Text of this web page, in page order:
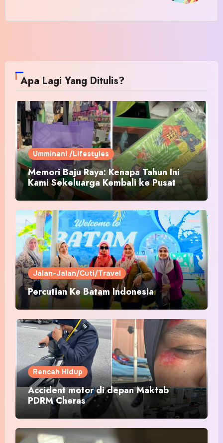
Apa Lagi Yang Ditulis?
Umminani /Lifestyles
Memori Baju Raya: Kenapa Tahun Ini
Kami Sekeluarga Kembali ke Pusat
Pakaian Hari-Hari?
Jalan-Jalan/Cuti/Travel
Percutian Ke Batam Indonesia
Rencah Hidup
Accident motor di depan Maktab
PDRM Cheras